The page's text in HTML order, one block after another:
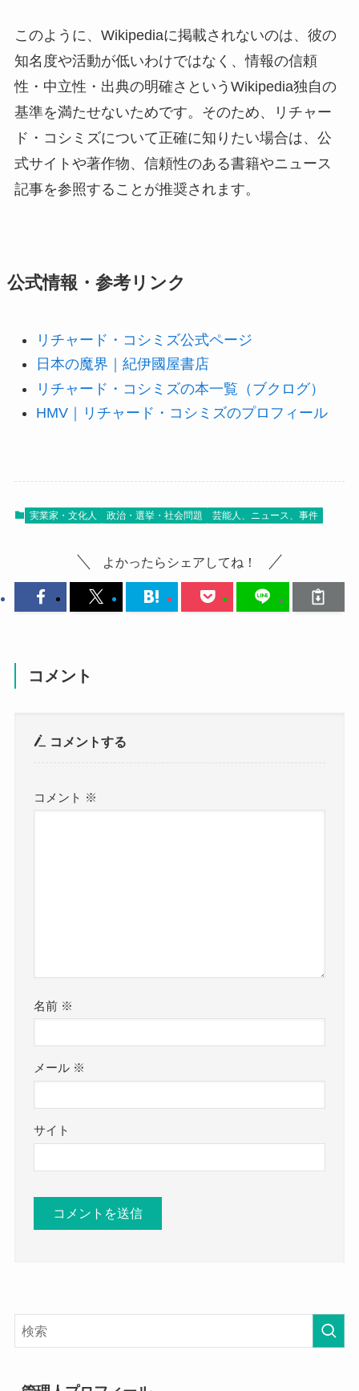
このように、Wikipediaに掲載されないのは、彼の
知名度や活動が低いわけではなく、情報の信頼
性・中立性・出典の明確さというWikipedia独自の
基準を満たせないためです。そのため、リチャー
ド・コシミズについて正確に知りたい場合は、公
式サイトや著作物、信頼性のある書籍やニュース
記事を参照することが推奨されます。
公式情報・参考リンク
リチャード・コシミズ公式ページ
日本の魔界｜紀伊國屋書店
リチャード・コシミズの本一覧（ブクログ）
HMV｜リチャード・コシミズのプロフィール
実業家・文化人 政治・選挙・社会問題 芸能人、ニュース、事件
よかったらシェアしてね！
コメント
コメントする
コメント ※
名前 ※
メール ※
サイト